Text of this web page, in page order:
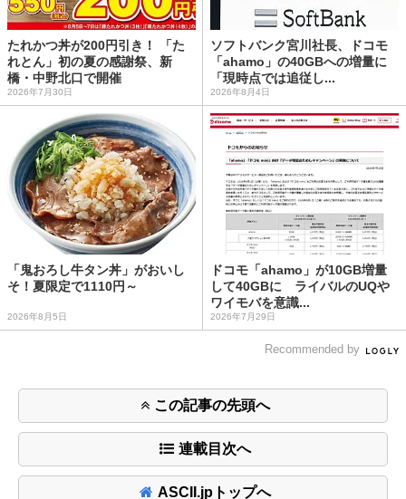
たれかつ丼が200円引き！ 「た
れとん」初の夏の感謝祭、新
橋・中野北口で開催
2026年7月30日
ソフトバンク宮川社長、ドコモ
「ahamo」の40GBへの増量に
「現時点では追従し...
2026年8月4日
「鬼おろし牛タン丼」がおいし
そ！夏限定で1110円～
2026年8月5日
ドコモ「ahamo」が10GB増量
して40GBに ライバルのUQや
ワイモバを意識...
2026年7月29日
Recommended by
この記事の先頭へ
連載目次へ
ASCII.jpトップへ